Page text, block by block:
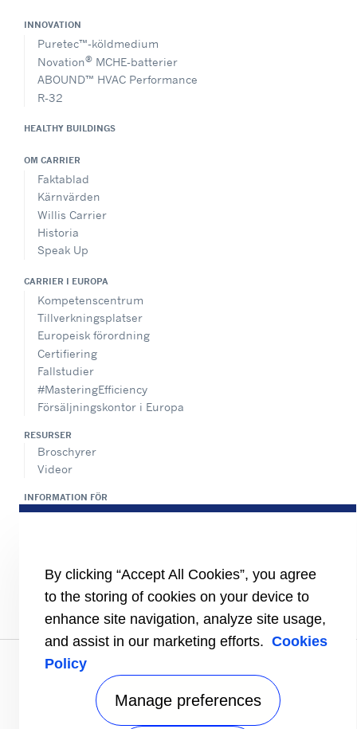
INNOVATION
Puretec™-köldmedium
Novation® MCHE-batterier
ABOUND™ HVAC Performance
R-32
HEALTHY BUILDINGS
OM CARRIER
Faktablad
Kärnvärden
Willis Carrier
Historia
Speak Up
CARRIER I EUROPA
Kompetenscentrum
Tillverkningsplatser
Europeisk förordning
Certifiering
Fallstudier
#MasteringEfficiency
Försäljningskontor i Europa
RESURSER
Broschyrer
Videor
INFORMATION FÖR
Leverantörer
Integritetspolicy
A Carrier Company
©2026 Carrier. All Rights Reserved.
Manage preferences
By clicking “Accept All Cookies”, you agree
to the storing of cookies on your device to
enhance site navigation, analyze site usage,
and assist in our marketing efforts. Cookies
Policy
Manage preferences